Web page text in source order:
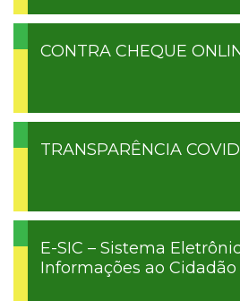
CONTRA CHEQUE
TRANSPARÊNCIA
E-SIC – Sistema
Informações ao Cidadão